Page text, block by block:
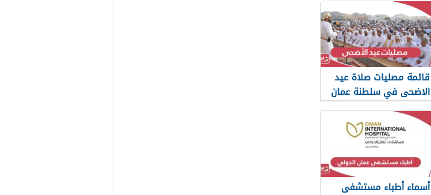
قائمة مصليات صلاة عيد
الاضحى في سلطنة عمان
2024
أسماء أطباء مستشفى